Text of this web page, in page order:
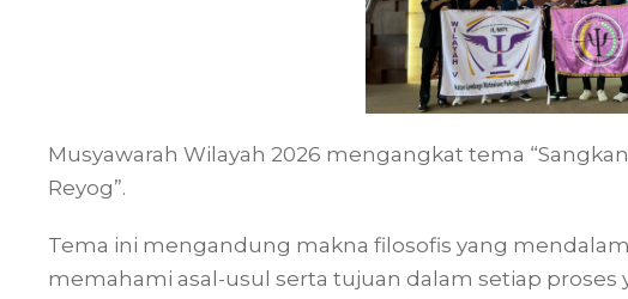
Musyawarah Wilayah 2026 mengangkat tema
Reyog”.
Tema ini mengandung makna filosofis yang
memahami asal-usul serta tujuan dalam setiap